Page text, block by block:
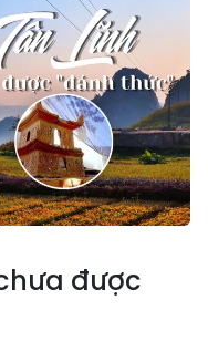
được